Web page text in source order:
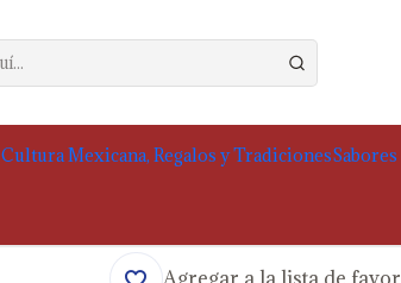
Cultura Mexicana, Regalos y Tradiciones
Tamales de Tinga de